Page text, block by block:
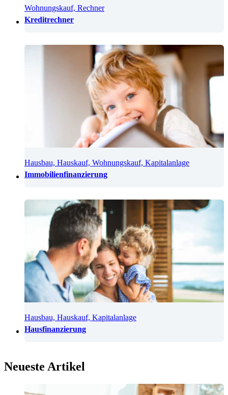
Wohnungskauf, Rechner
Kreditrechner
Hausbau, Hauskauf, Wohnungskauf, Kapitalanlage
Immobilienfinanzierung
Hausbau, Hauskauf, Kapitalanlage
Hausfinanzierung
Neueste Artikel